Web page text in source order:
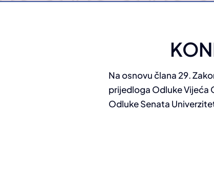
Na osnovu člana 29.
prijedloga Odluke Vijeća
Odluke Senata